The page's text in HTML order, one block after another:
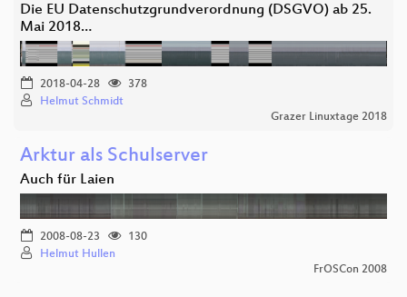
Die EU Datenschutzgrundverordnung (DSGVO) ab 25.
Mai 2018…
2018-04-28
378
Helmut Schmidt
Grazer Linuxtage 2018
Arktur als Schulserver
Auch für Laien
2008-08-23
130
Helmut Hullen
FrOSCon 2008